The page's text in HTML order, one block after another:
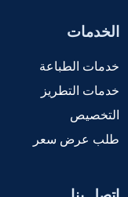
الخدمات
خدمات الطباعة
خدمات التطريز
التخصيص
طلب عرض سعر